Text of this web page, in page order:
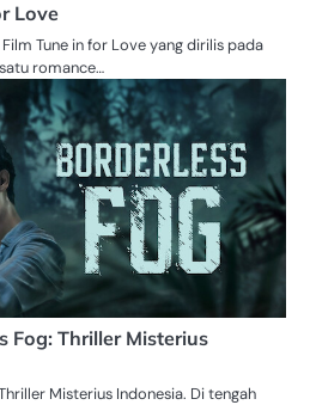
Love
Tune in for Love yang dirilis pada
romance…
Fog: Thriller Misterius
Misterius Indonesia. Di tengah